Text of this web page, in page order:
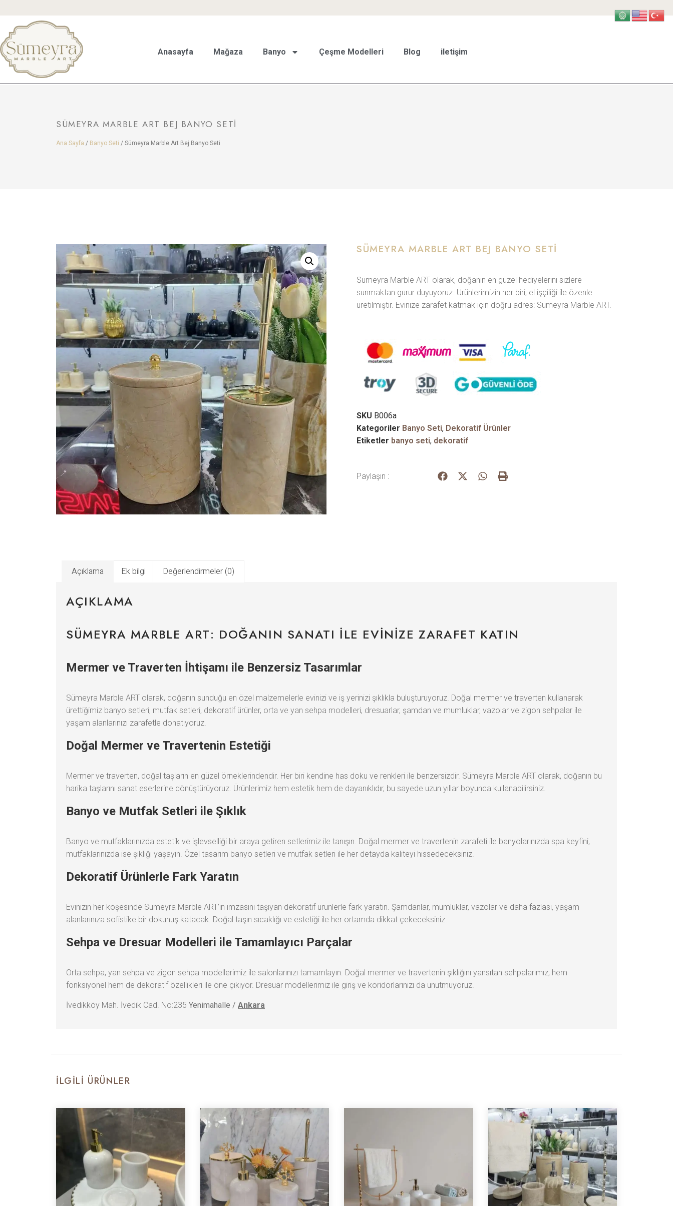
Anasayfa Mağaza Banyo Çeşme Modelleri Blog iletişim
SÜMEYRA MARBLE ART BEJ BANYO SETI
Ana Sayfa / Banyo Seti / Sümeyra Marble Art Bej Banyo Seti
SÜMEYRA MARBLE ART BEJ BANYO SETI
Sümeyra Marble ART olarak, doğanın en güzel hediyelerini sizlere
sunmaktan gurur duyuyoruz. Ürünlerimizin her biri, el işçiliği ile özenle
üretilmiştir. Evinize zarafet katmak için doğru adres: Sümeyra Marble ART.
SKU B006a
Kategoriler Banyo Seti, Dekoratif Ürünler
Etiketler banyo seti, dekoratif
Paylaşın :
Açıklama Ek bilgi Değerlendirmeler (0)
AÇIKLAMA
SÜMEYRA MARBLE ART: DOĞANIN SANATI ILE EVINIZE ZARAFET KATIN
Mermer ve Traverten İhtişamı ile Benzersiz Tasarımlar
Sümeyra Marble ART olarak, doğanın sunduğu en özel malzemelerle evinizi ve iş yerinizi şıklıkla buluşturuyoruz. Doğal mermer ve traverten kullanarak
ürettiğimiz banyo setleri, mutfak setleri, dekoratif ürünler, orta ve yan sehpa modelleri, dresuarlar, şamdan ve mumluklar, vazolar ve zigon sehpalar ile
yaşam alanlarınızı zarafetle donatıyoruz.
Doğal Mermer ve Travertenin Estetiği
Mermer ve traverten, doğal taşların en güzel örneklerindendir. Her biri kendine has doku ve renkleri ile benzersizdir. Sümeyra Marble ART olarak, doğanın bu
harika taşlarını sanat eserlerine dönüştürüyoruz. Ürünlerimiz hem estetik hem de dayanıklıdır, bu sayede uzun yıllar boyunca kullanabilirsiniz.
Banyo ve Mutfak Setleri ile Şıklık
Banyo ve mutfaklarınızda estetik ve işlevselliği bir araya getiren setlerimiz ile tanışın. Doğal mermer ve travertenin zarafeti ile banyolarınızda spa keyfini,
mutfaklarınızda ise şıklığı yaşayın. Özel tasarım banyo setleri ve mutfak setleri ile her detayda kaliteyi hissedeceksiniz.
Dekoratif Ürünlerle Fark Yaratın
Evinizin her köşesinde Sümeyra Marble ART’ın imzasını taşıyan dekoratif ürünlerle fark yaratın. Şamdanlar, mumluklar, vazolar ve daha fazlası, yaşam
alanlarınıza sofistike bir dokunuş katacak. Doğal taşın sıcaklığı ve estetiği ile her ortamda dikkat çekeceksiniz.
Sehpa ve Dresuar Modelleri ile Tamamlayıcı Parçalar
Orta sehpa, yan sehpa ve zigon sehpa modellerimiz ile salonlarınızı tamamlayın. Doğal mermer ve travertenin şıklığını yansıtan sehpalarımız, hem
fonksiyonel hem de dekoratif özellikleri ile öne çıkıyor. Dresuar modellerimiz ile giriş ve koridorlarınızı da unutmuyoruz.
İvedikköy Mah. İvedik Cad. No:235 Yenimahalle / Ankara
İLGILI ÜRÜNLER